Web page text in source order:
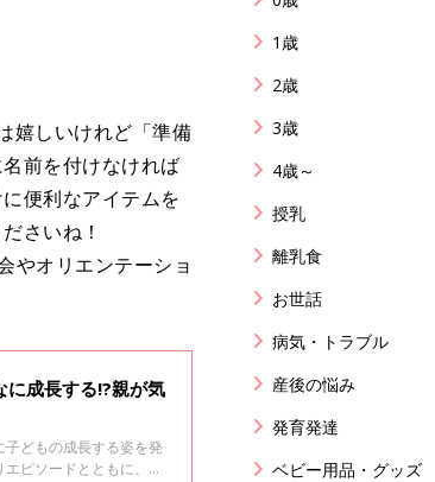
嬉しいけれど「準備
前を付けなければ
便利なアイテムを
さいね！
やオリエンテーショ
成長する!?親が気
どもの成長する姿を発
ピソードとともに、保
1歳
2歳
3歳
4歳～
授乳
離乳食
お世話
病気・トラブル
産後の悩み
発育発達
ベビー用品・グッズ